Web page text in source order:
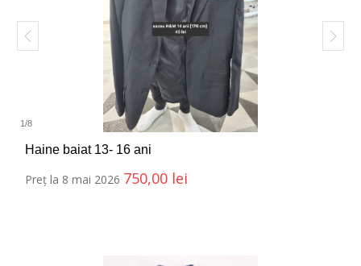
1 /8
Haine baiat 13- 16 ani
Preț la 8 mai 2026 750,00 lei